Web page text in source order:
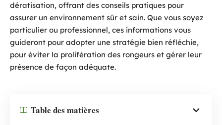
dératisation, offrant des conseils pratiques pour
assurer un environnement sûr et sain. Que vous soyez
particulier ou professionnel, ces informations vous
guideront pour adopter une stratégie bien réfléchie,
pour éviter la prolifération des rongeurs et gérer leur
présence de façon adéquate.
Table des matières